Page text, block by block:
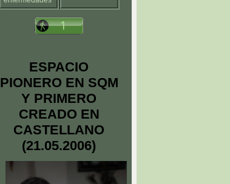
ESPACIO
PIONERO EN SQM
Y PRIMERO
CREADO EN
CASTELLANO
(21.05.2006)